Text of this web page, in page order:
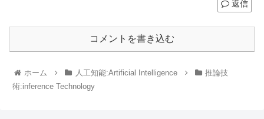
返信
コメントを書き込む
ホーム 人工知能:Artificial Intelligence
推論技
術:inference Technology